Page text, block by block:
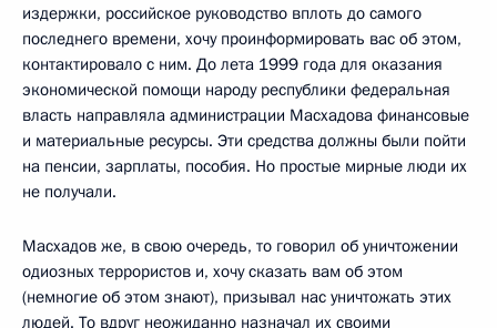
издержки, российское руководство вплоть до самого
последнего времени, хочу проинформировать вас об этом,
контактировало с ним. До лета 1999 года для оказания
экономической помощи народу республики федеральная
власть направляла администрации Масхадова финансовые
и материальные ресурсы. Эти средства должны были пойти
на пенсии, зарплаты, пособия. Но простые мирные люди их
не получали.
Масхадов же, в свою очередь, то говорил об уничтожении
одиозных террористов и, хочу сказать вам об этом
(немногие об этом знают), призывал нас уничтожать этих
людей. То вдруг неожиданно назначал их своими